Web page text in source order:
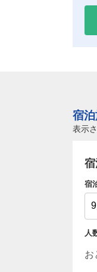
宿
表示
宿
人